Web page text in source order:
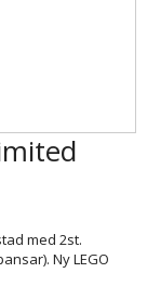
med 2st.
Ny LEGO